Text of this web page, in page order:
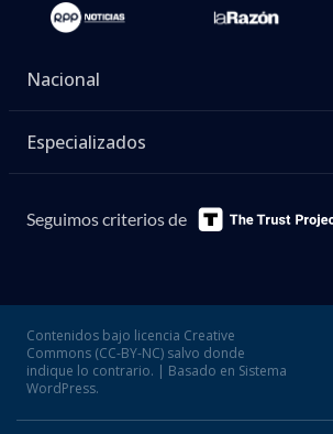
Nacional
Especializados
Seguimos criterios de
Contenidos bajo licencia Creative
Commons (CC-BY-NC) salvo donde
indique lo contrario. | Basado en Sistema
WordPress.